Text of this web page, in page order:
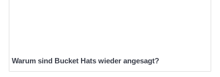
Warum sind Bucket Hats wieder angesagt?